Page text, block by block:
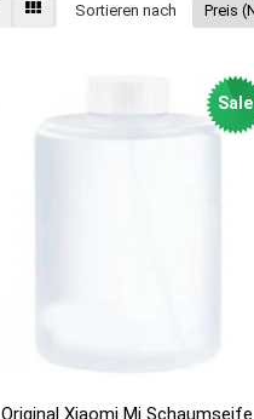
Sortieren nach
Sale
Original Xiaomi Mi Schaumseife